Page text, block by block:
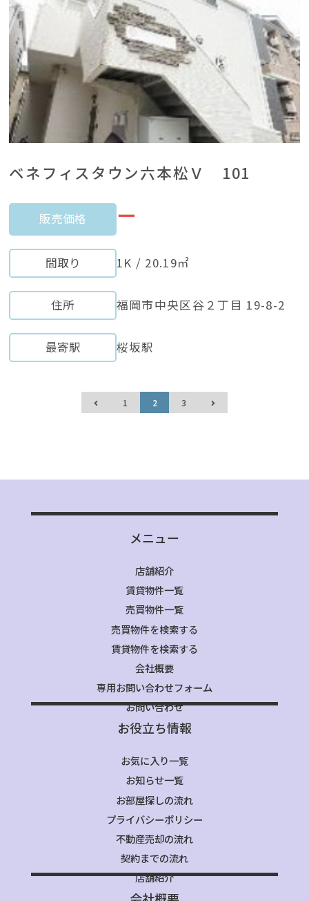
ベネフィスタウン六本松Ｖ 101
販売価格 ー
間取り 1K / 20.19㎡
住所 福岡市中央区谷２丁目 19-8-2
最寄駅 桜坂駅
1 2 3
メニュー
店舗紹介
賃貸物件一覧
売買物件一覧
売買物件を検索する
賃貸物件を検索する
会社概要
専用お問い合わせフォーム
お問い合わせ
お役立ち情報
お気に入り一覧
お知らせ一覧
お部屋探しの流れ
プライバシーポリシー
不動産売却の流れ
契約までの流れ
店舗紹介